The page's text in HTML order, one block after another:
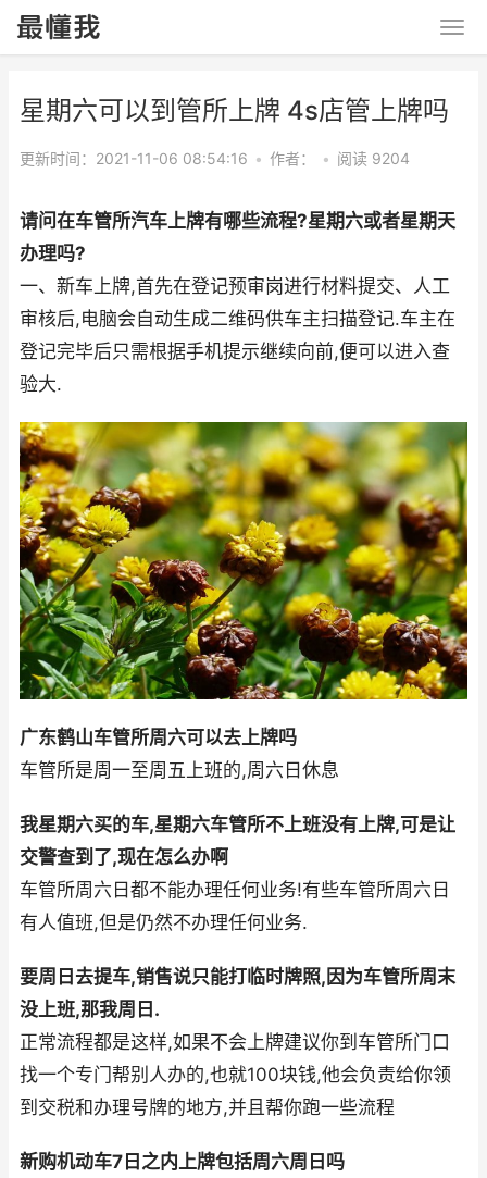
星期六可以到管所上牌 4s店管上牌吗
更新时间：2021-11-06 08:54:16 • 作者： • 阅读 9204
请问在车管所汽车上牌有哪些流程?星期六或者星期天
办理吗?
一、新车上牌,首先在登记预审岗进行材料提交、人工
审核后,电脑会自动生成二维码供车主扫描登记.车主在
登记完毕后只需根据手机提示继续向前,便可以进入查
验大.
广东鹤山车管所周六可以去上牌吗
车管所是周一至周五上班的,周六日休息
我星期六买的车,星期六车管所不上班没有上牌,可是让
交警查到了,现在怎么办啊
车管所周六日都不能办理任何业务!有些车管所周六日
有人值班,但是仍然不办理任何业务.
要周日去提车,销售说只能打临时牌照,因为车管所周末
没上班,那我周日.
正常流程都是这样,如果不会上牌建议你到车管所门口
找一个专门帮别人办的,也就100块钱,他会负责给你领
到交税和办理号牌的地方,并且帮你跑一些流程
新购机动车7日之内上牌包括周六周日吗